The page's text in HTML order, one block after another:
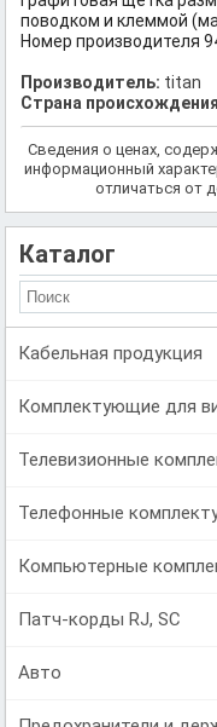
поводком и клеммой
Номер производителя
Производитель: titan
Страна
Сведения о ценах,
информационный
отличаться от
Каталог
Кабельная продукция
Комплектующие для
Телевизионные
Телефонные
Компьютерные
Патч-корды RJ, SC
Авто